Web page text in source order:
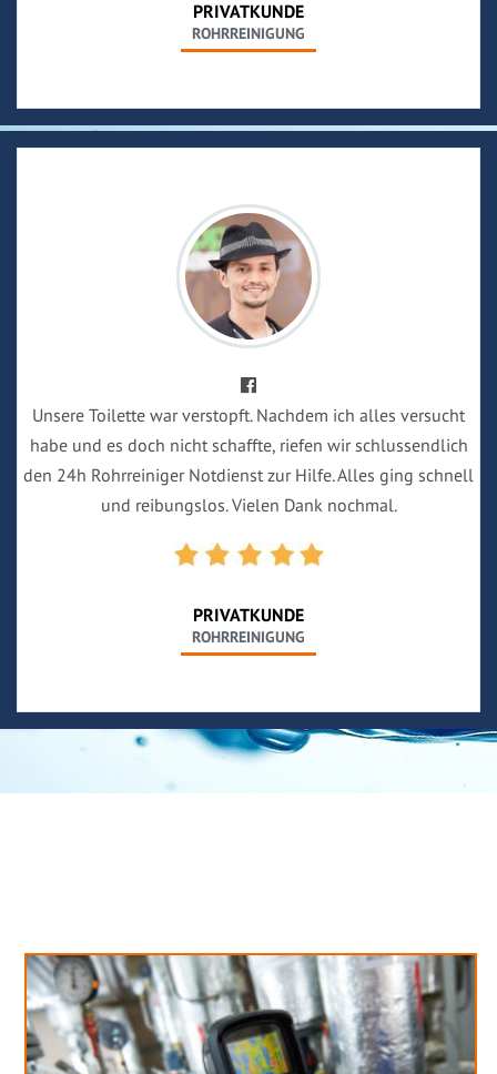
PRIVATKUNDE
ROHRREINIGUNG
Unsere Toilette war verstopft. Nachdem ich alles versucht
habe und es doch nicht schaffte, riefen wir schlussendlich
den 24h Rohrreiniger Notdienst zur Hilfe. Alles ging schnell
und reibungslos. Vielen Dank nochmal.
PRIVATKUNDE
ROHRREINIGUNG